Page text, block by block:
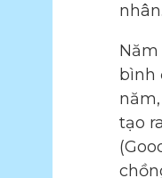
nhân.
bình
tạo